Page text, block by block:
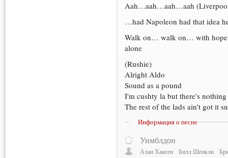
Aah…aah…aah…aah
…had Napoleon had that idea
Walk on… walk on… with
alone
(Rushie)
Alright Aldo
Sound as a pound
I'm cushty la but there's
The rest of the lads ain't got it
Информация о песне
Уимблдон
Алан Хансен Билл Шенкли